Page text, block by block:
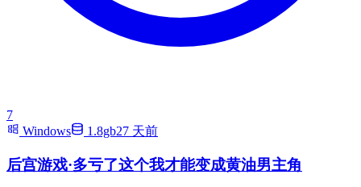
7
Windows
1.8gb27 天前
后宫游戏·多亏了这个我才能变成黄油男主角